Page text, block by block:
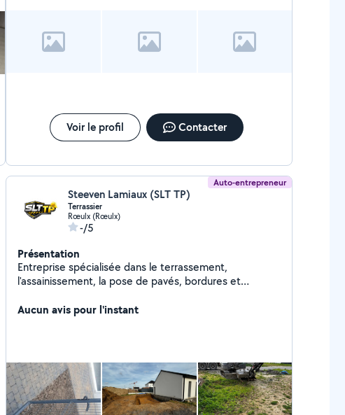
Voir le profil Contacter
Auto-entrepreneur
Steeven Lamiaux (SLT TP)
Terrassier
Rœulx (Rœulx)
-/5
Présentation
Entreprise spécialisée dans le terrassement,
l'assainissement, la pose de pavés, bordures et
avec sérieux et qualité, du préparatif du terrain
Aucun avis pour l'instant